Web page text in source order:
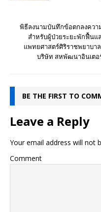
พิธีลงนามบันทึกข้อตกลงคว
สำหรับผู้ป่วยระยะพักฟื้นแ
แพทยศาสตร์ศิริราชพยาบา
บริษัท สหพัฒนาอินเตอ
BE THE FIRST TO
Leave a Reply
Your email address will not
Comment